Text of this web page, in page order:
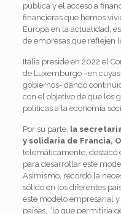
pública y el acceso a
financieras que hemos
Europa en la actualidad,
de empresas que reflejen
Italia preside en 2022 el
de Luxemburgo –en
gobiernos-,dando
con el objetivo de que los
políticas a la economía
Por su parte, la
y solidaria de Francia,
telemáticamente, destacó
para desarrollar este
Asimismo, recordó la
sólido en los diferentes
este modelo empresarial
países, “lo que permitiría